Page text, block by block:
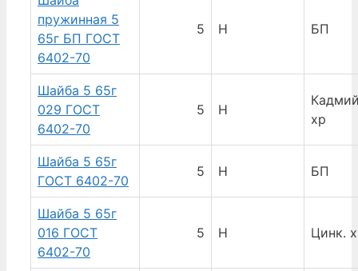
пружинная 5
65г БП ГОСТ
6402-70
5 Н БП
Шайба 5 65г
029 ГОСТ
6402-70
5 Н
хр
Шайба 5 65г
ГОСТ 6402-70
5 Н БП
Шайба 5 65г
016 ГОСТ
6402-70
5 Н Цинк.